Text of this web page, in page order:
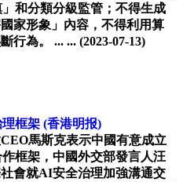
和分類分級監管；不得生成
家形象」內容，不得利用算
行為。 ... ... (2023-07-13)
框架 (香港明报)
馬斯克表示中國有意成立
框架，中國外交部發言人汪
會就AI安全治理加強溝通交